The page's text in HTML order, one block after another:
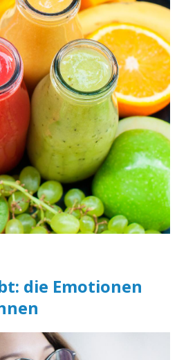
die Emotionen